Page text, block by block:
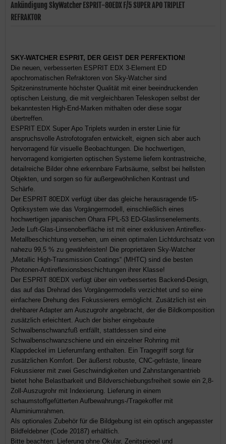
Ankündigung SkyWatcher ESPRIT-80EDX F/5 SUPER APO TRIPLET
REFRAKTOR
SKY-WATCHER ESPRIT, DER GEIST DER PERFEKTION!
Die neuen, verbesserten ESPRIT EDX 3-Element ED
apochromatischen Refraktoren von Sky-Watcher sind
Spitzeninstrumente höchster Qualität mit einer beeindruckenden
optischen Leistung, die mit vergleichbaren Teleskopen selbst der
bekanntesten High-End-Marken mithalten oder diese sogar
übertreffen.
ESPRIT EDX Super Apo Triplets wurden in erster Linie für
anspruchsvolle Astrofotografen entwickelt, eignen sich aber auch
hervorragend für visuelle Beobachtungen. Die hochwertigen,
hervorragend korrigierten optischen Systeme liefern kontrastreiche,
detailreiche Bilder ohne erkennbare Farbsäume, selbst bei hellsten
Objekten, und sorgen so für außergewöhnlichen Kontrast und
Schärfe.
Der ESPRIT 80EDX verfügt über das gleiche herausragende f/5-
Optiksystem wie das Vorgängermodell, einschließlich eines
hochwertigen japanischen Ohara FPL-53 ED-Glaslinsenelements.
Jede Luft-Glas-Linsenoberfläche ist mit einer exklusiven Antireflex-
Metallbeschichtung versehen, um einen optimalen Lichtdurchsatz von
nahezu 99,5 % zu gewährleisten! Die proprietären Sky-Watcher
„Metallic High-Transmission Coatings“ (MHTC) sind die besten
Photonen-Antireflexionsbeschichtungen ihrer Klasse!
Der ESPRIT 80EDX verfügt über ein verbessertes Backend-Design,
das auf das Drehrad des Vorgängermodells verzichtet und so eine
einfachere Drehung des Fokussierers ermöglicht. Zusätzlich ist ein
drehbarer Adapter am Auszugrohr angebracht, der die Bildkomposition
zusätzlich erleichtert. Auch der bisher eingebaute
Schwalbenschwanzfuß entfällt, stattdessen sind eine
Schwalbenschwanzschiene und ein einzelner Rohrring mit
Klappdeckel im Lieferumfang enthalten. Ein Tragegriff sorgt für
zusätzlichen Komfort. Der äußerst robuste, CNC-gefräste, lineare
Fokussierer mit zwei Geschwindigkeiten und Zahnstangenantrieb
bietet hohe Belastbarkeit und Bildverschiebungsfreiheit sowie ein 2,8-
Zoll-Auszugrohr mit Indexierung. Lieferung in einem
schaumstoffgefütterten Aufbewahrungs-/Tragekoffer mit
Aluminiumrahmen.
Als optionales Zubehör für die Bildgebung ist ein optisch angepasster
Bildfeldebner (Code 20187) erhältlich.
Bitte beachten: Lieferung ohne Okular, Zenitspiegel und